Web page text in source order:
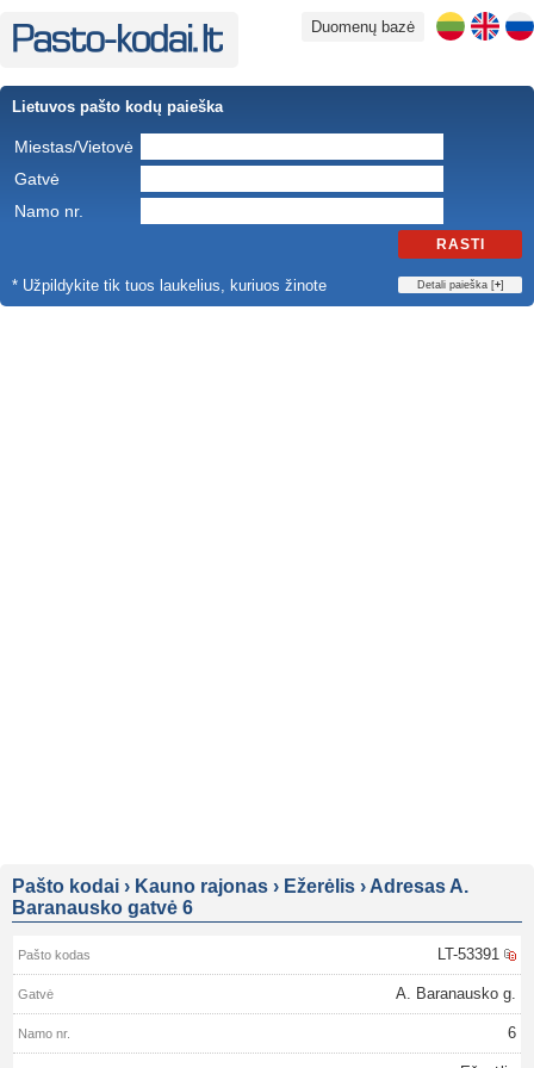
Duomenų bazė
Lietuvos pašto kodų paieška
Miestas/Vietovė
Gatvė
Namo nr.
RASTI
* Užpildykite tik tuos laukelius, kuriuos žinote Detali paieška [+]
Pašto kodai › Kauno rajonas › Ežerėlis › Adresas A.
Baranausko gatvė 6
LT-53391
A. Baranausko g.
6